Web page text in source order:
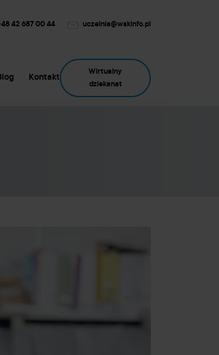
42 687 00 44 uczelnia@wskinfo.pl
Kontakt
Wirtualny
dziekanat